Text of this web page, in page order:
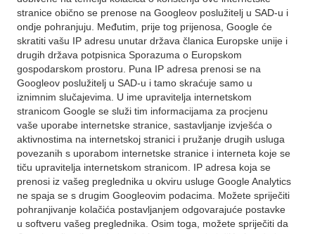
stranice obično se prenose na Googleov poslužitelj u SAD-u i
ondje pohranjuju. Međutim, prije tog prijenosa, Google će
skratiti vašu IP adresu unutar država članica Europske unije i
drugih država potpisnica Sporazuma o Europskom
gospodarskom prostoru. Puna IP adresa prenosi se na
Googleov poslužitelj u SAD-u i tamo skraćuje samo u
iznimnim slučajevima. U ime upravitelja internetskom
stranicom Google se služi tim informacijama za procjenu
vaše uporabe internetske stranice, sastavljanje izvješća o
aktivnostima na internetskoj stranici i pružanje drugih usluga
povezanih s uporabom internetske stranice i interneta koje se
tiču upravitelja internetskom stranicom. IP adresa koja se
prenosi iz vašeg preglednika u okviru usluge Google Analytics
ne spaja se s drugim Googleovim podacima. Možete spriječiti
pohranjivanje kolačića postavljanjem odgovarajuće postavke
u softveru vašeg preglednika. Osim toga, možete spriječiti da